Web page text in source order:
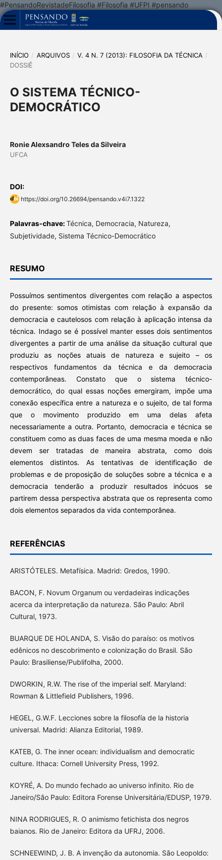
#PensandoRevistadeFilosofia #Filosofia #UFPI #pensando
INÍCIO / ARQUIVOS / V. 4 N. 7 (2013): FILOSOFIA DA TÉCNICA /
DOSSIÊ
O SISTEMA TÉCNICO-
DEMOCRÁTICO
Ronie Alexsandro Teles da Silveira
UFCA
DOI:
https://doi.org/10.26694/pensando.v4i7.1322
Palavras-chave:Técnica, Democracia, Natureza,
Subjetividade, Sistema Técnico-Democrático
RESUMO
Possuímos sentimentos divergentes com relação a aspectos
do presente: somos otimistas com relação à expansão da
democracia e cautelosos com relação à aplicação intensa da
técnica. Indago se é possível manter esses dois sentimentos
divergentes a partir de uma análise da situação cultural que
produziu as noções atuais de natureza e sujeito – os
respectivos fundamentos da técnica e da democracia
contemporâneas. Constato que o sistema técnico-
democrático, do qual essas noções emergiram, impõe uma
conexão específica entre a natureza e o sujeito, de tal forma
que o movimento produzido em uma delas afeta
necessariamente a outra. Portanto, democracia e técnica se
constituem como as duas faces de uma mesma moeda e não
devem ser tratadas de maneira abstrata, como dois
elementos distintos. As tentativas de identificação de
problemas e de proposição de soluções sobre a técnica e a
democracia tenderão a produzir resultados inócuos se
partirem dessa perspectiva abstrata que os representa como
dois elementos separados da vida contemporânea.
REFERÊNCIAS
ARISTÓTELES. Metafísica. Madrid: Gredos, 1990.
BACON, F. Novum Organum ou verdadeiras indicações
acerca da interpretação da natureza. São Paulo: Abril
Cultural, 1973.
BUARQUE DE HOLANDA, S. Visão do paraíso: os motivos
edênicos no descobrimento e colonização do Brasil. São
Paulo: Brasiliense/Publifolha, 2000.
DWORKIN, R.W. The rise of the imperial self. Maryland:
Rowman & Littlefield Publishers, 1996.
HEGEL, G.W.F. Lecciones sobre la filosofía de la historia
universal. Madrid: Alianza Editorial, 1989.
KATEB, G. The inner ocean: individualism and democratic
culture. Ithaca: Cornell University Press, 1992.
KOYRÉ, A. Do mundo fechado ao universo infinito. Rio de
Janeiro/São Paulo: Editora Forense Universitária/EDUSP, 1979.
NINA RODRIGUES, R. O animismo fetichista dos negros
baianos. Rio de Janeiro: Editora da UFRJ, 2006.
SCHNEEWIND, J. B. A invenção da autonomia. São Leopoldo: